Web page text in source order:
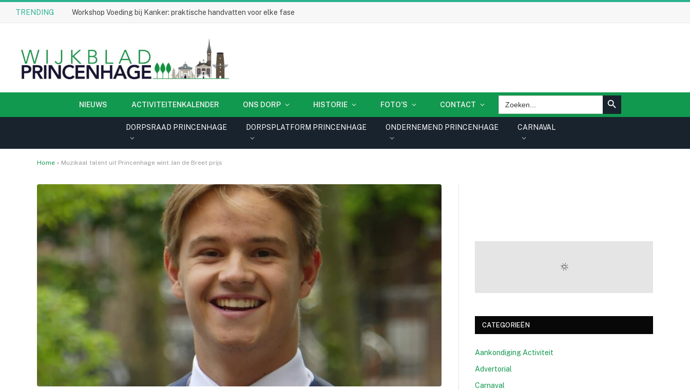
TRENDING Workshop Voeding bij Kanker: praktische handvatten voor elke fase
NIEUWS ACTIVITEITENKALENDER ONS DORP HISTORIE FOTO’S CONTACT
Zoek
naar:
ZOEKKNOP
DORPSRAAD PRINCENHAGE DORPSPLATFORM PRINCENHAGE ONDERNEMEND PRINCENHAGE CARNAVAL
Home » Muzikaal talent uit Princenhage wint Jan de Breet prijs
CATEGORIEËN
Aankondiging Activiteit
Advertorial
Carnaval